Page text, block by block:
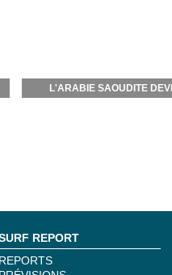
L'ARABIE SAOUDITE
REPORT
REPORTS